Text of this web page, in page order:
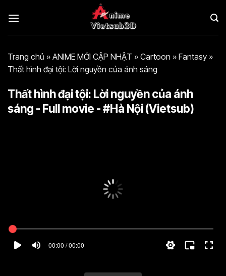
qua
Trang chủ » ANIME MỚI CẬP NHẬT » Cartoon » Fantasy »
Thất hình đại tội: Lời nguyền của ánh sáng
Thất hình đại tội: Lời nguyền của ánh
sáng - Full movie - #Hà Nội (Vietsub)
00:00 / 00:00